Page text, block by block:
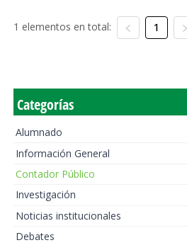
1 elementos en total: 1
Categorías
Alumnado
Información General
Contador Público
Investigación
Noticias institucionales
Debates